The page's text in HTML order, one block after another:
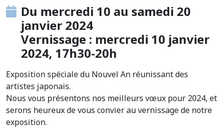
Du mercredi 10 au samedi 20
janvier 2024
Vernissage : mercredi 10 janvier
2024, 17h30-20h
Exposition spéciale du Nouvel An réunissant des
artistes japonais.
Nous vous présentons nos meilleurs vœux pour 2024, et
serons heureux de vous convier au vernissage de notre
exposition.